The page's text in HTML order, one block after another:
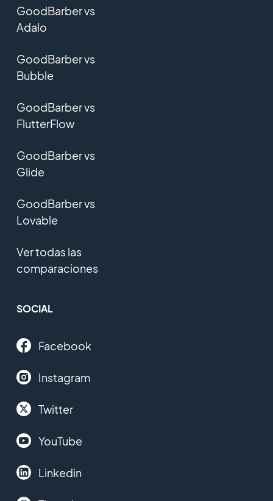
GoodBarber vs
Adalo
GoodBarber vs
Bubble
GoodBarber vs
FlutterFlow
GoodBarber vs
Glide
GoodBarber vs
Lovable
Ver todas las
comparaciones
SOCIAL
Facebook
Instagram
Twitter
YouTube
Linkedin